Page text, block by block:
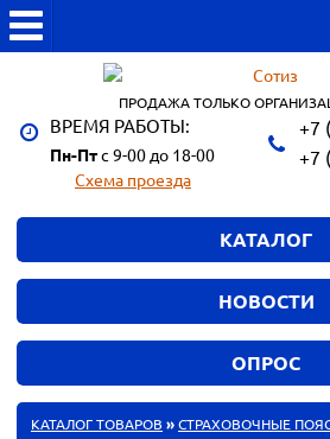
ПРОДАЖА ТОЛЬКО
ВРЕМЯ РАБОТЫ:
Пн-Птс 9-00 до 18-00
Схема проезда
+7
+7
КАТАЛОГ
НОВОСТИ
ОПРОС
КАТАЛОГ ТОВАРОВ »СТРАХОВОЧНЫЕ